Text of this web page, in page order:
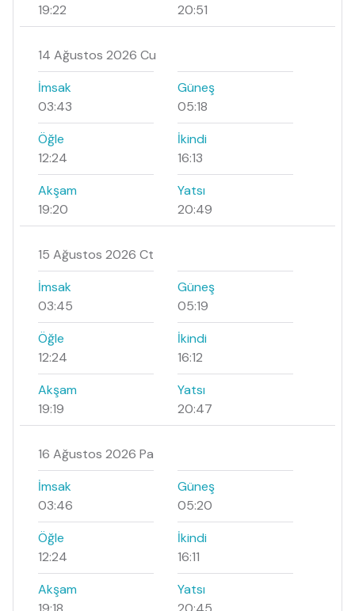
19:22
20:51
14 Ağustos 2026 Cu
İmsak
03:43
Güneş
05:18
Öğle
12:24
İkindi
16:13
Akşam
19:20
Yatsı
20:49
15 Ağustos 2026 Ct
İmsak
03:45
Güneş
05:19
Öğle
12:24
İkindi
16:12
Akşam
19:19
Yatsı
20:47
16 Ağustos 2026 Pa
İmsak
03:46
Güneş
05:20
Öğle
12:24
İkindi
16:11
Akşam
Yatsı